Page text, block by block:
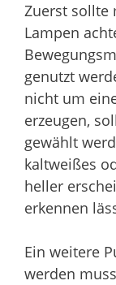
Zuerst sollte
Lampen
genutzt
nicht um
erzeugen,
gewählt
kaltweißes
heller
erkennen
Ein weitere
werden